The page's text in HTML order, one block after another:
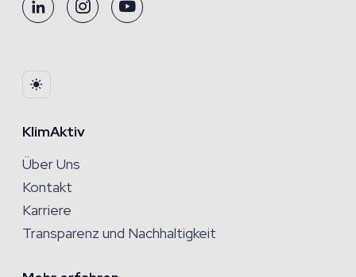
KlimAktiv
Über Uns
Kontakt
Karriere
Transparenz und Nachhaltigkeit